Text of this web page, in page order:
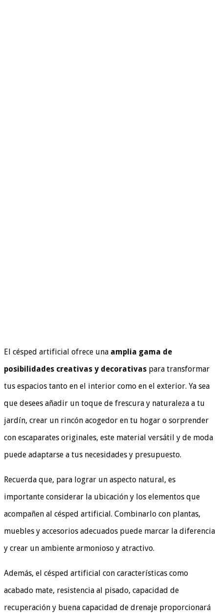
El césped artificial ofrece una amplia gama de
posibilidades creativas y decorativas para transformar
tus espacios tanto en el interior como en el exterior. Ya sea
que desees añadir un toque de frescura y naturaleza a tu
jardín, crear un rincón acogedor en tu hogar o sorprender
con escaparates originales, este material versátil y de moda
puede adaptarse a tus necesidades y presupuesto.
Recuerda que, para lograr un aspecto natural, es
importante considerar la ubicación y los elementos que
acompañen al césped artificial. Combinarlo con plantas,
muebles y accesorios adecuados puede marcar la diferencia
y crear un ambiente armonioso y atractivo.
Además, el césped artificial con características como
acabado mate, resistencia al pisado, capacidad de
recuperación y buena capacidad de drenaje proporcionará